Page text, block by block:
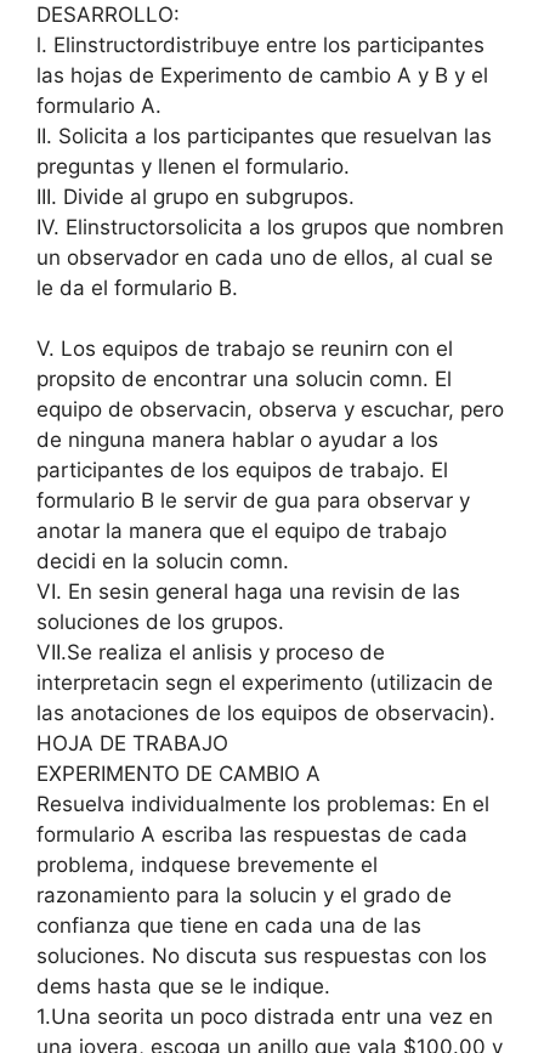
DESARROLLO:
l. Elinstructordistribuye entre los participantes
las hojas de Experimento de cambio A y B y el
formulario A.
II. Solicita a los participantes que resuelvan las
preguntas y llenen el formulario.
III. Divide al grupo en subgrupos.
IV. Elinstructorsolicita a los grupos que nombren
un observador en cada uno de ellos, al cual se
le da el formulario B.
V. Los equipos de trabajo se reunirn con el
propsito de encontrar una solucin comn. El
equipo de observacin, observa y escuchar, pero
de ninguna manera hablar o ayudar a los
participantes de los equipos de trabajo. El
formulario B le servir de gua para observar y
anotar la manera que el equipo de trabajo
decidi en la solucin comn.
VI. En sesin general haga una revisin de las
soluciones de los grupos.
VII.Se realiza el anlisis y proceso de
interpretacin segn el experimento (utilizacin de
las anotaciones de los equipos de observacin).
HOJA DE TRABAJO
EXPERIMENTO DE CAMBIO A
Resuelva individualmente los problemas: En el
formulario A escriba las respuestas de cada
problema, indquese brevemente el
razonamiento para la solucin y el grado de
confianza que tiene en cada una de las
soluciones. No discuta sus respuestas con los
dems hasta que se le indique.
1.Una seorita un poco distrada entr una vez en
una joyera, escoga un anillo que vala $100.00 y